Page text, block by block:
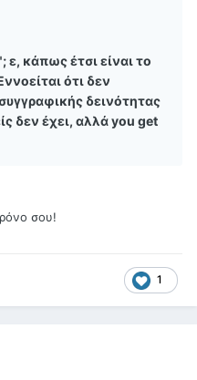
ε, κάπως έτσι είναι το
ότι δεν
δεινότητας
δεν έχει, αλλά you get
σου!
1